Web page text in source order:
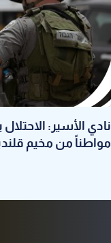
مواطناً من مخيم